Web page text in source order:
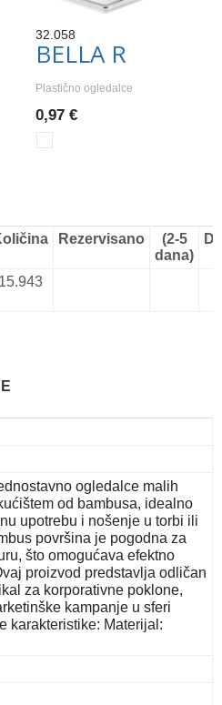
32.058
BELLA R
Plastično ogledalce
0,97 €
Rezervisano
(2-5
dana)
15.943
ogledalce malih
od bambusa, idealno
upotrebu i nošenje u torbi ili
površina je pogodna za
što omogućava efektno
proizvod predstavlja odličan
za korporativne poklone,
kampanje u sferi
karakteristike: Materijal: